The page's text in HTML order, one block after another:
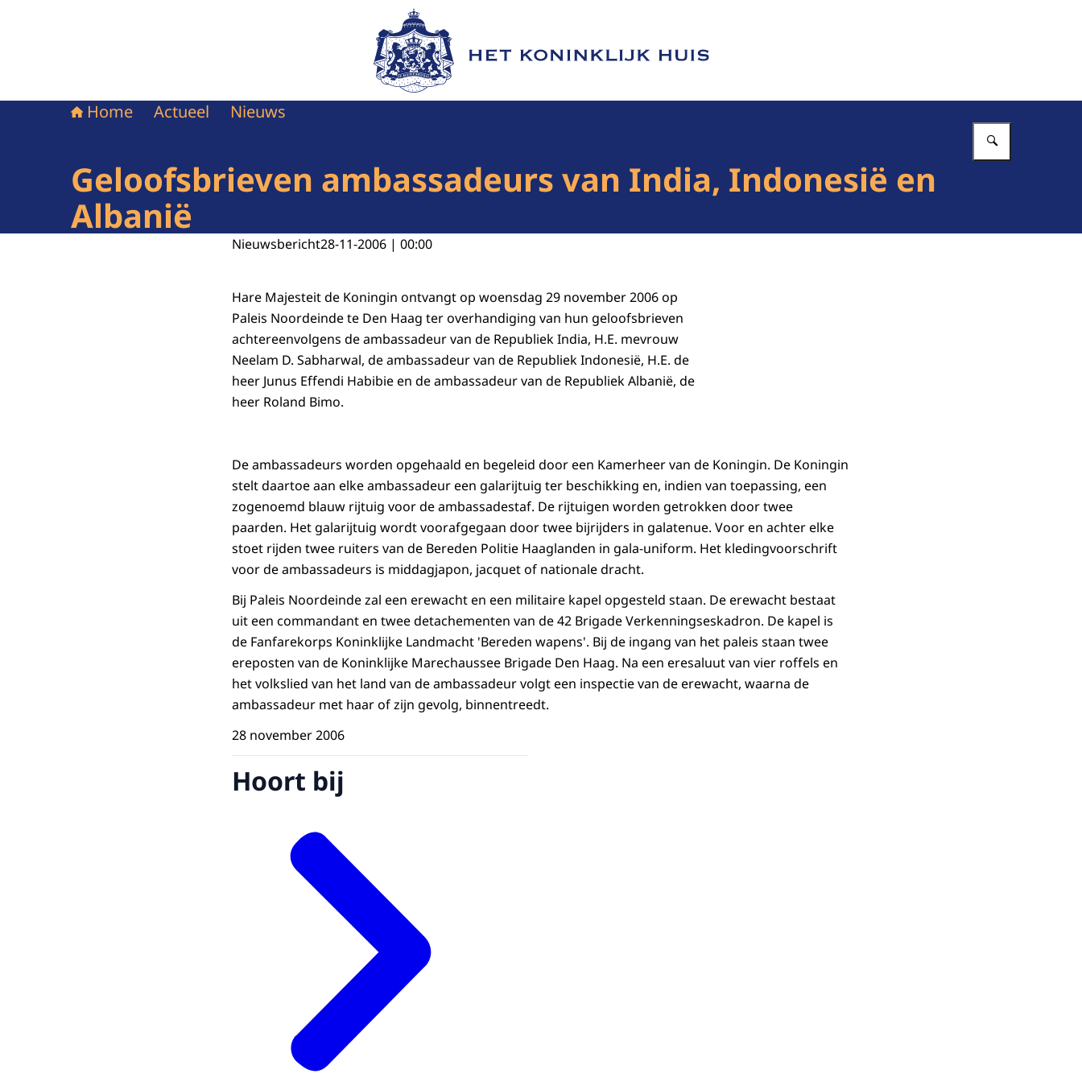
Naar de homepage van Het Koninklijk Huis
Home Actueel Nieuws
Geloofsbrieven ambassadeurs van India, Indonesië en
Albanië
Nieuwsbericht28-11-2006 | 00:00
Hare Majesteit de Koningin ontvangt op woensdag 29 november 2006 op
Paleis Noordeinde te Den Haag ter overhandiging van hun geloofsbrieven
achtereenvolgens de ambassadeur van de Republiek India, H.E. mevrouw
Neelam D. Sabharwal, de ambassadeur van de Republiek Indonesië, H.E. de
heer Junus Effendi Habibie en de ambassadeur van de Republiek Albanië, de
heer Roland Bimo.
De ambassadeurs worden opgehaald en begeleid door een Kamerheer van de Koningin. De Koningin
stelt daartoe aan elke ambassadeur een galarijtuig ter beschikking en, indien van toepassing, een
zogenoemd blauw rijtuig voor de ambassadestaf. De rijtuigen worden getrokken door twee
paarden. Het galarijtuig wordt voorafgegaan door twee bijrijders in galatenue. Voor en achter elke
stoet rijden twee ruiters van de Bereden Politie Haaglanden in gala-uniform. Het kledingvoorschrift
voor de ambassadeurs is middagjapon, jacquet of nationale dracht.
Bij Paleis Noordeinde zal een erewacht en een militaire kapel opgesteld staan. De erewacht bestaat
uit een commandant en twee detachementen van de 42 Brigade Verkenningseskadron. De kapel is
de Fanfarekorps Koninklijke Landmacht 'Bereden wapens'. Bij de ingang van het paleis staan twee
ereposten van de Koninklijke Marechaussee Brigade Den Haag. Na een eresaluut van vier roffels en
het volkslied van het land van de ambassadeur volgt een inspectie van de erewacht, waarna de
ambassadeur met haar of zijn gevolg, binnentreedt.
28 november 2006
Hoort bij